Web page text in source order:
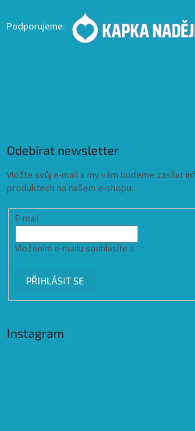
Podporujeme:
Odebírat newsletter
Vložte svůj e-mail a my vám budeme zasílat
produktech na našem e-shopu.
E-mail
Vložením e-mailu souhlasíte s
PŘIHLÁSIT SE
Instagram